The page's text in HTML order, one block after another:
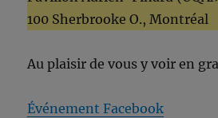
100 Sherbrooke O., Montréal
Au plaisir de vous y voir en
Événement Facebook